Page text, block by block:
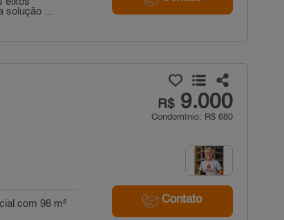
...
R$9.000
Condomínio: R$ 680
Contato
com 98 m²